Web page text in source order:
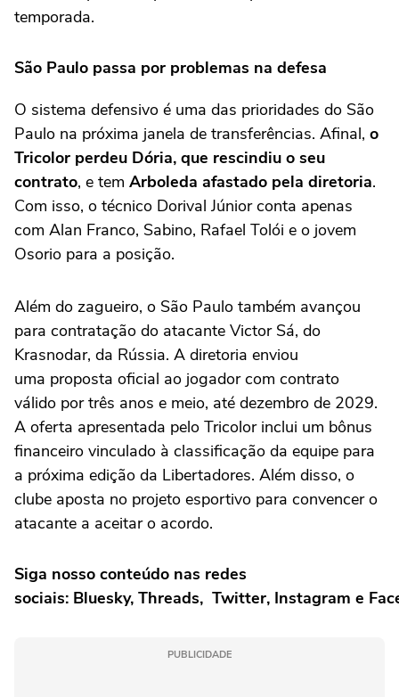
temporada.
São Paulo passa por problemas na defesa
O sistema defensivo é uma das prioridades do São
Paulo na próxima janela de transferências. Afinal, o
Tricolor perdeu Dória, que rescindiu o seu
contrato, e tem Arboleda afastado pela diretoria.
Com isso, o técnico Dorival Júnior conta apenas
com Alan Franco, Sabino, Rafael Tolói e o jovem
Osorio para a posição.
Além do zagueiro, o São Paulo também avançou
para contratação do atacante Victor Sá, do
Krasnodar, da Rússia. A diretoria enviou
uma proposta oficial ao jogador com contrato
válido por três anos e meio, até dezembro de 2029.
A oferta apresentada pelo Tricolor inclui um bônus
financeiro vinculado à classificação da equipe para
a próxima edição da Libertadores. Além disso, o
clube aposta no projeto esportivo para convencer o
atacante a aceitar o acordo.
Siga nosso conteúdo nas redes
sociais: Bluesky, Threads, Twitter, Instagram e
PUBLICIDADE